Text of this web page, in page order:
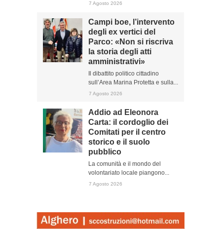
7 Agosto 2026
Campi boe, l’intervento
degli ex vertici del
Parco: «Non si riscriva
la storia degli atti
amministrativi»
Il dibattito politico cittadino
sull’Area Marina Protetta e sulla...
7 Agosto 2026
Addio ad Eleonora
Carta: il cordoglio dei
Comitati per il centro
storico e il suolo
pubblico
La comunità e il mondo del
volontariato locale piangono...
7 Agosto 2026